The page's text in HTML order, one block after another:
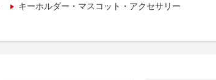
キーホルダー・マスコット・アクセサリー